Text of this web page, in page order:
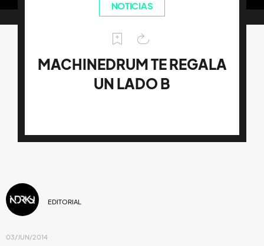
NOTICIAS
MACHINEDRUM TE REGALA
UN LADO B
EDITORIAL
03/JUN/2014